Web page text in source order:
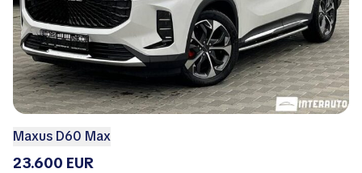
Maxus D60 Max
23.600 EUR